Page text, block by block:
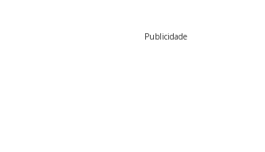
Publicidade